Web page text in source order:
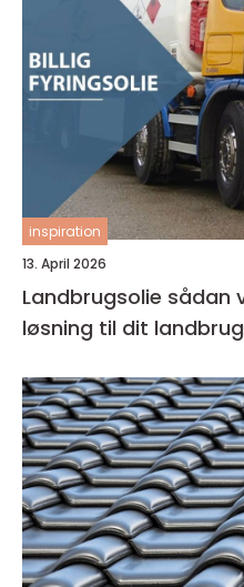
inspiration
13. April 2026
Landbrugsolie sådan vælger du den rigtige
løsning til dit landbrug